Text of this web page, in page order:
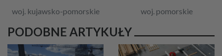
woj. kujawsko-pomorskie woj. pomorskie
PODOBNE ARTYKUŁY